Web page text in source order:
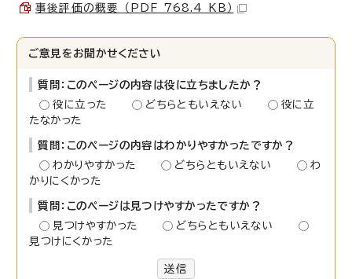
事後評価の概要 （PDF 768.4 KB）
ご意見をお聞かせください
質問：このページの内容は役に立ちましたか？
役に立った
どちらともいえない
役に立
たなかった
質問：このページの内容はわかりやすかったですか？
わかりやすかった
どちらともいえない
わ
かりにくかった
質問：このページは見つけやすかったですか？
見つけやすかった
どちらともいえない
見つけにくかった
送信